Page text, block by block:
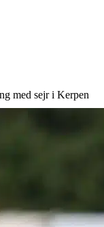
med sejr i Kerpen